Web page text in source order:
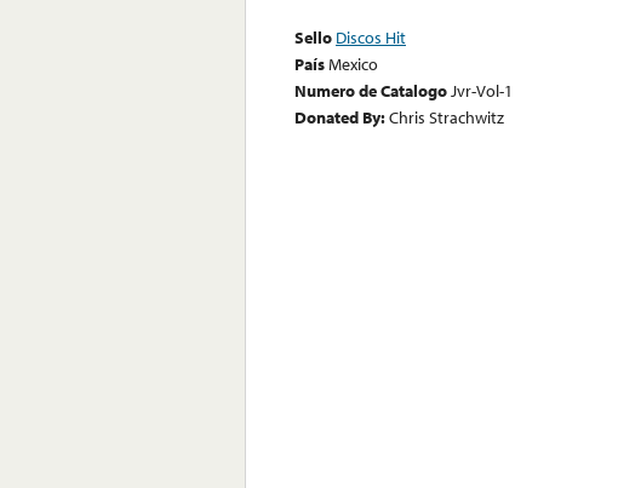
Sello Discos Hit
PaísMexico
Numero de CatalogoJvr-Vol-1
Donated By:Chris Strachwitz